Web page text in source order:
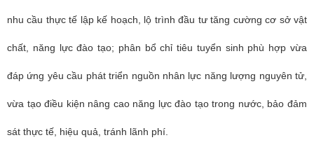
nhu cầu thực tế lập kế hoạch, lộ trình đầu tư tăng cường cơ sở vật
chất, năng lực đào tạo; phân bổ chỉ tiêu tuyển sinh phù hợp vừa
đáp ứng yêu cầu phát triển nguồn nhân lực năng lượng nguyên tử,
vừa tạo điều kiện nâng cao năng lực đào tạo trong nước, bảo đảm
sát thực tế, hiệu quả, tránh lãnh phí.